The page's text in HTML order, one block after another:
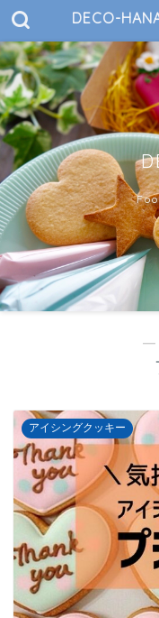
DECO-
―
アイシングクッキー